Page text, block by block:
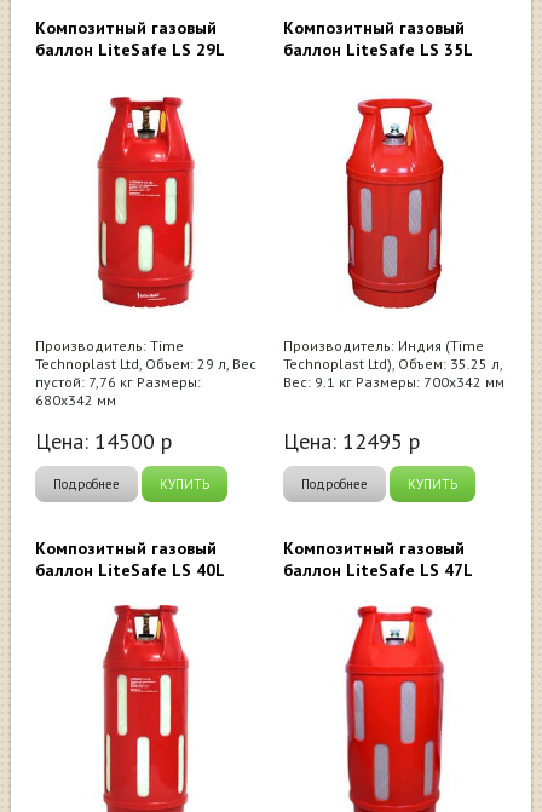
Композитный газовый
баллон LiteSafe LS 29L
Производитель: Time
Technoplast Ltd, Объем: 29 л, Вес
пустой: 7,76 кг Размеры:
680х342 мм
Цена: 14500 р
Подробнее КУПИТЬ
Композитный газовый
баллон LiteSafe LS 35L
Производитель: Индия (Time
Technoplast Ltd), Объем: 35.25 л,
Вес: 9.1 кг Размеры: 700х342 мм
Цена: 12495 р
Подробнее КУПИТЬ
Композитный газовый
баллон LiteSafe LS 40L
Композитный газовый
баллон LiteSafe LS 47L